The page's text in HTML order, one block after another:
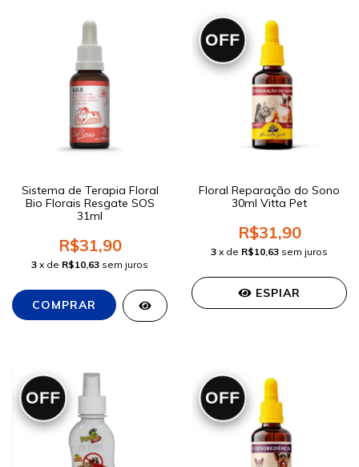
Sistema de Terapia Floral
Bio Florais Resgate SOS
31ml
R$31,90
3 x de R$10,63 sem juros
OFF
Floral Reparação do Sono
30ml Vitta Pet
R$31,90
3 x de R$10,63 sem juros
ESPIAR
OFF OFF